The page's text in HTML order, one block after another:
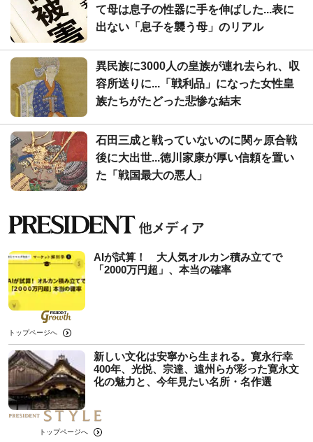
て母は息子の性器に手を伸ばした...表に
出ない「息子を襲う母」のリアル
異民族に3000人の皇族が連れ去られ、収
容所送りに...「戦利品」になった女性皇
族たちがたどった悲惨な結末
石田三成と戦っていないのに関ヶ原合戦
後に大出世...徳川家康が厚い信頼を置い
た「戦国最大の悪人」
AIが試算！ 大人気オルカン積み立てで
「2000万円超」、本当の確率
トップページへ
新しい文化は安寧から生まれる。寛永行幸
400年、光悦、宗達、遠州らが彩った寛永文
化の魅力と、今年見たい名所・名作選
トップページへ